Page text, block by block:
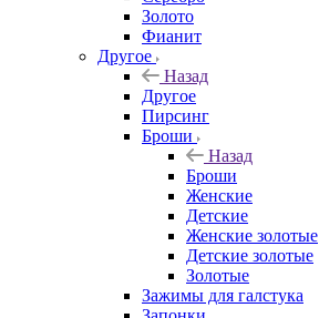
Золото
Фианит
Другое
Назад
Другое
Пирсинг
Броши
Назад
Броши
Женские
Детские
Женские золотые
Детские золотые
Золотые
Зажимы для галстука